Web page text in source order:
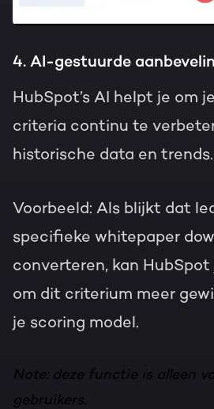
4. AI-gestuurde
HubSpot’s AI helpt je om
criteria continu te
historische data en trends.
Voorbeeld: Als blijkt dat
specifieke whitepaper
converteren, kan
om dit criterium meer
je scoring model.
Note: deze functie is alleen
gebruikers.